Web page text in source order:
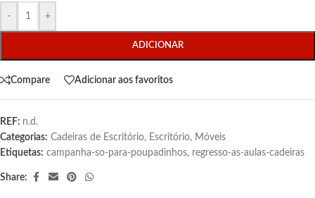
- +
ADICIONAR
Compare Adicionar aos favoritos
REF: n.d.
Categorias: Cadeiras de Escritório, Escritório, Móveis
Etiquetas: campanha-so-para-poupadinhos, regresso-as-aulas-cadeiras
Share: